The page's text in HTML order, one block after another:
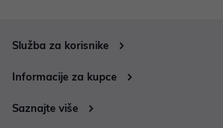
Služba za korisnike
Informacije za kupce
Saznajte više